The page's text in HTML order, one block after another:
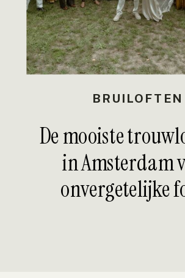
De mooiste
in Amsterdam
onvergetelijke
BRUILOFTEN